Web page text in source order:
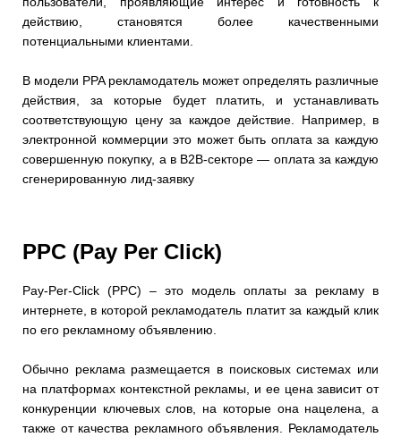
действию, становятся более качественными
потенциальными клиентами.
В модели PPA рекламодатель может определять различные
действия, за которые будет платить, и устанавливать
соответствующую цену за каждое действие. Например, в
электронной коммерции это может быть оплата за каждую
совершенную покупку, а в B2B-секторе — оплата за каждую
сгенерированную лид-заявку
PPC (Pay Per Click)
Pay-Per-Click (PPC) – это модель оплаты за рекламу в
интернете, в которой рекламодатель платит за каждый клик
по его рекламному объявлению.
Обычно реклама размещается в поисковых системах или
на платформах контекстной рекламы, и ее цена зависит от
конкуренции ключевых слов, на которые она нацелена, а
также от качества рекламного объявления. Рекламодатель